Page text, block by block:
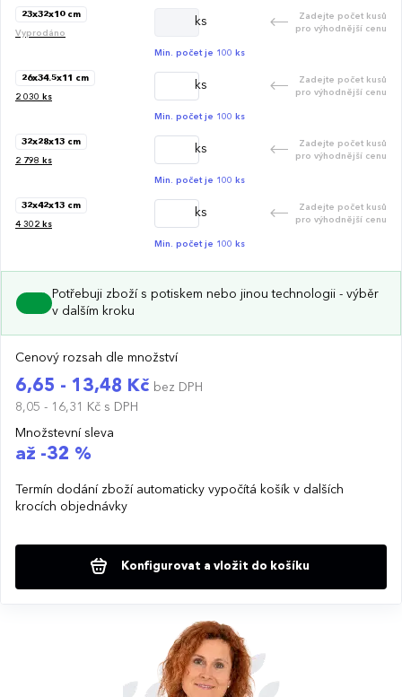
23x32x10 cm
Vyprodáno
ks
Zadejte počet kusů
pro výhodnější cenu
Min. počet je 100 ks
26x34.5x11 cm
2 030 ks
ks
Zadejte počet kusů
pro výhodnější cenu
Min. počet je 100 ks
32x28x13 cm
2 798 ks
ks
Zadejte počet kusů
pro výhodnější cenu
Min. počet je 100 ks
32x42x13 cm
4 302 ks
ks
Zadejte počet kusů
pro výhodnější cenu
Min. počet je 100 ks
Potřebuji zboží s potiskem nebo jinou technologii - výběr
v dalším kroku
Cenový rozsah dle množství
6,65 - 13,48 Kč bez DPH
8,05 - 16,31 Kč s DPH
Množstevní sleva
až -32 %
Termín dodání zboží automaticky vypočítá košík v dalších
krocích objednávky
Konfigurovat a vložit do košíku